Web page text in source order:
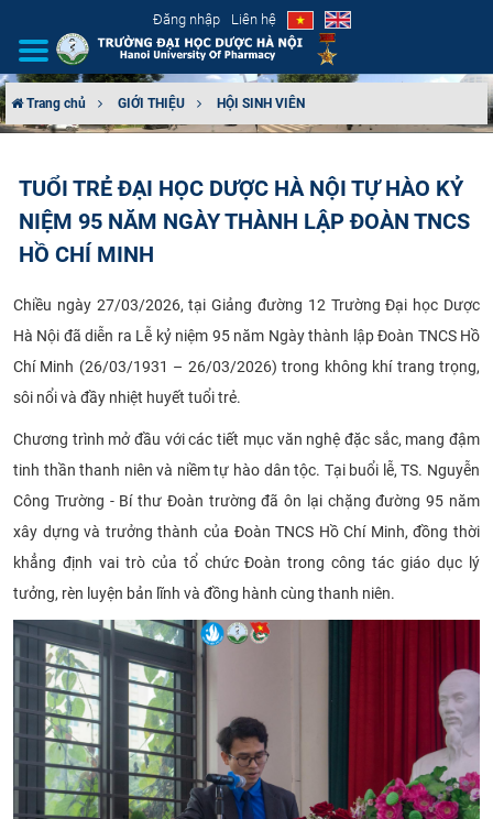
Đăng nhập Liên hệ
CƠ CẤU TỔ CHỨC
TUYỂN SINH
ĐÀO TẠO
ĐẢM BẢO CHẤT LƯỢNG
KHOA HỌC CÔNG NGHỆ
HTQT
CỰU NGƯỜI HỌC
Trang chủ GIỚI THIỆU HỘI SINH VIÊN
TUỔI TRẺ ĐẠI HỌC DƯỢC HÀ NỘI TỰ HÀO KỶ
NIỆM 95 NĂM NGÀY THÀNH LẬP ĐOÀN TNCS
HỒ CHÍ MINH
Chiều ngày 27/03/2026, tại Giảng đường 12 Trường Đại học Dược
Hà Nội đã diễn ra Lễ kỷ niệm 95 năm Ngày thành lập Đoàn TNCS Hồ
Chí Minh (26/03/1931 – 26/03/2026) trong không khí trang trọng,
sôi nổi và đầy nhiệt huyết tuổi trẻ.
Chương trình mở đầu với các tiết mục văn nghệ đặc sắc, mang đậm
tinh thần thanh niên và niềm tự hào dân tộc. Tại buổi lễ, TS. Nguyễn
Công Trường - Bí thư Đoàn trường đã ôn lại chặng đường 95 năm
xây dựng và trưởng thành của Đoàn TNCS Hồ Chí Minh, đồng thời
khẳng định vai trò của tổ chức Đoàn trong công tác giáo dục lý
tưởng, rèn luyện bản lĩnh và đồng hành cùng thanh niên.